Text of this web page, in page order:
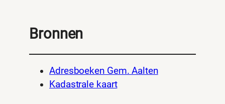
Bronnen
Adresboeken Gem. Aalten
Kadastrale kaart